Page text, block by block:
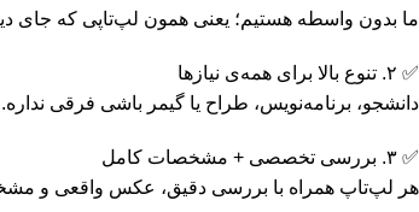
ما بدون واسطه هستیم؛ یعنی همون لپ‌تاپی که جای
✅ ۲. تنوع بالا برای همه‌ی نیازها
دانشجو، برنامه‌نویس، طراح یا گیمر باشی فرقی
✅ ۳. بررسی تخصصی + مشخصات کامل
هر لپ‌تاپ همراه با بررسی دقیق، عکس واقعی و